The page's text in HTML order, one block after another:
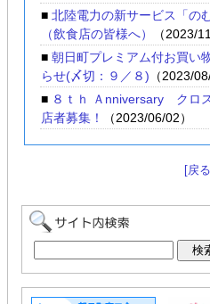
■ 北陸電力の新サービス「の
（飲食店の皆様へ）
（2023/
■ 朝日町プレミアム付お買い
らせ(〆切：９／８) （2023/
■ ８ｔｈ Ａnniversary クロ
店者募集！
（2023/06/02）
[戻